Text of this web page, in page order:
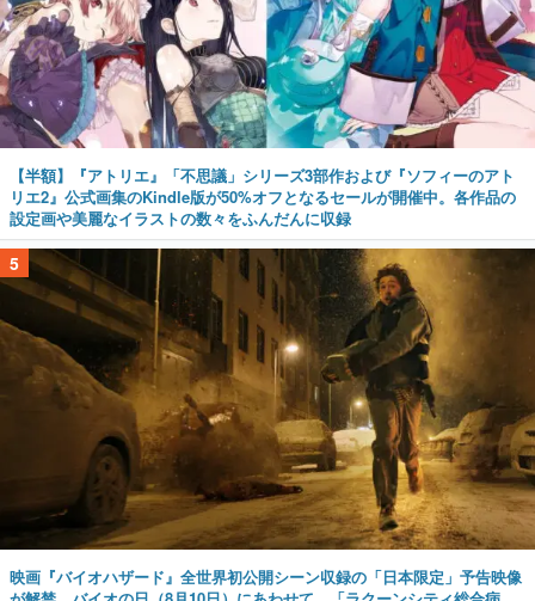
【半額】『アトリエ』「不思議」シリーズ3部作および『ソフィーのアト
リエ2』公式画集のKindle版が50%オフとなるセールが開催中。各作品の
設定画や美麗なイラストの数々をふんだんに収録
5
映画『バイオハザード』全世界初公開シーン収録の「日本限定」予告映像